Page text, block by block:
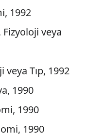
1992
Fizyoloji veya
veya Tıp, 1992
1990
1990
1990